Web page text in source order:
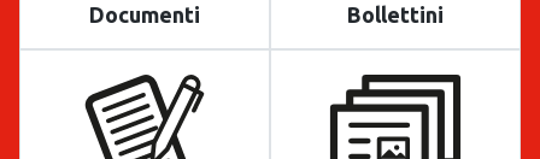
Documenti Bollettini